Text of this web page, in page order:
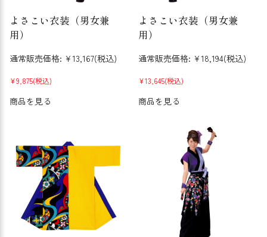
よさこい衣装（男女兼
用）
通常販売価格: ¥13,167(税込)
¥9,875(税込)
商品を見る
よさこい衣装（男女兼
用）
通常販売価格: ¥18,194(税込)
¥13,645(税込)
商品を見る